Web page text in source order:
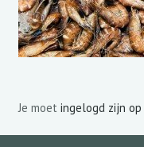
Je moet ingelogd zijn op